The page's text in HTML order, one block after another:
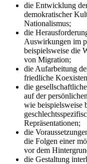
die Entwicklung
demokratischer
Nationalismus;
die
Auswirkungen im
beispielsweise die
von Migration;
die Aufarbeitung
friedliche
die
auf der
wie beispielsweise
Repräsentationen;
die
die Folgen einer
vor dem
die Gestaltung